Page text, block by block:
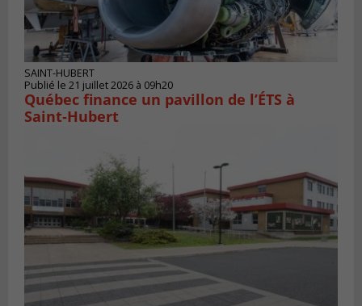
SAINT-HUBERT
Publié le 21 juillet 2026 à 09h20
Québec finance un pavillon de l’ÉTS à
Saint‑Hubert